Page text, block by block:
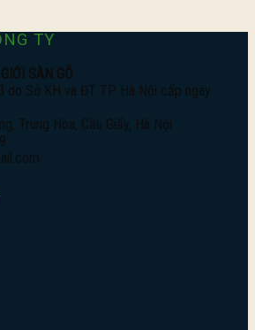
TY
SÀN GỖ
do Sở KH và ĐT TP Hà Nội cấp ngày
Trung Hòa, Cầu Giấy, Hà Nội